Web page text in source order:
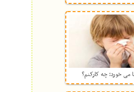
می خورد؛ چه کارکنم؟